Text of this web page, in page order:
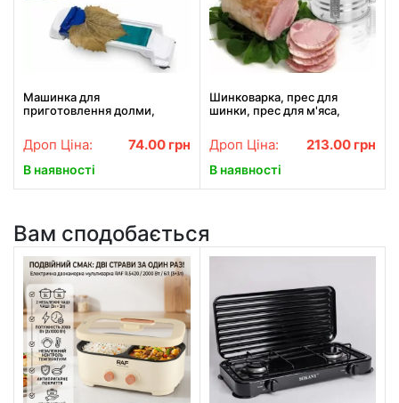
Машинка для
приготовлення долми,
Дроп Ціна: 74.00 грн
В наявності
Шинковарка, прес для
шинки, прес для м'яса,
Series Multipro шинковарка
Дроп Ціна: 213.00 грн
В наявності
Вам сподобається